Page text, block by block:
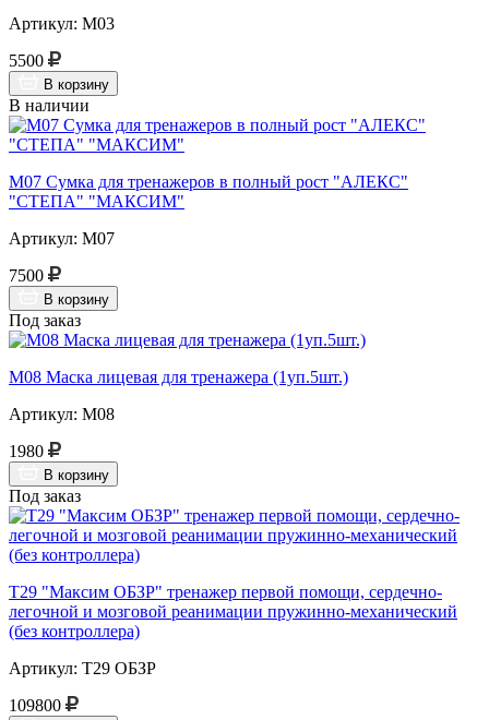
Артикул: М03
5500
В корзину
В наличии
М07 Сумка для тренажеров в полный рост "АЛЕКС"
"СТЕПА" "МАКСИМ"
Артикул: М07
7500
В корзину
Под заказ
М08 Маска лицевая для тренажера (1уп.5шт.)
Артикул: М08
1980
В корзину
Под заказ
Т29 "Максим ОБЗР" тренажер первой помощи, сердечно-
легочной и мозговой реанимации пружинно-механический
(без контроллера)
Артикул: Т29 ОБЗР
109800